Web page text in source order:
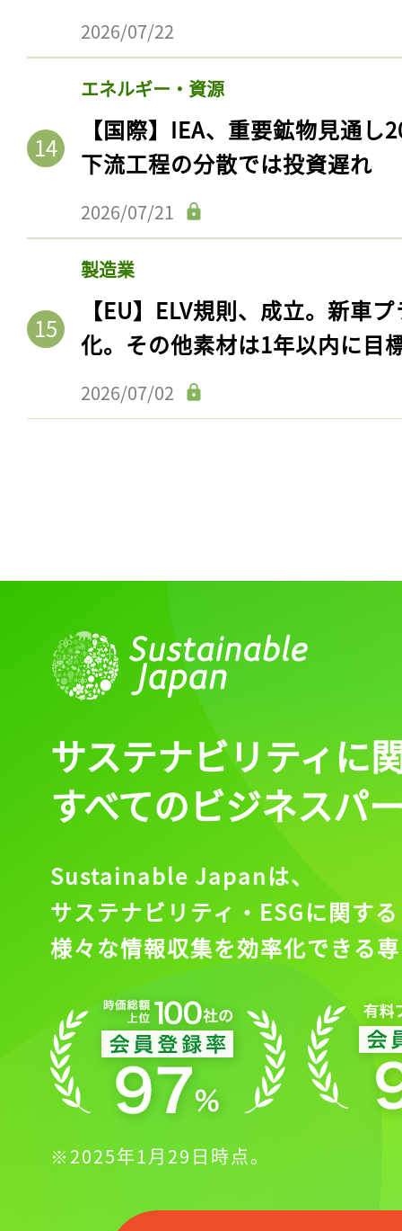
2026/07/22
エネルギー・資源
【国際】IEA、重要鉱物見通
下流工程の分散では投資遅れ
2026/07/21
製造業
【EU】ELV規則、成立。新車
化。その他素材は1年以内に目
2026/07/02
記事をお気に入りに
ログインが必
会員登録
サステナビリティに
すべてのビジネスパ
Sustainable Japanは、
サステナビリティ・ESGに関する
様々な情報収集を効率化できる
※2025年1月29日時点。